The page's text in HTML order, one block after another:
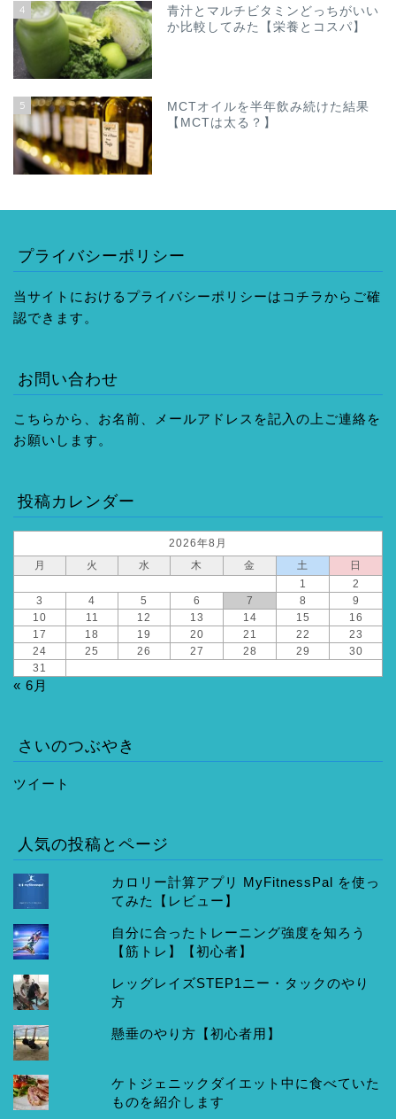
4
青汁とマルチビタミンどっちがいい
か比較してみた【栄養とコスパ】
5
MCTオイルを半年飲み続けた結果
【MCTは太る？】
プライバシーポリシー
当サイトにおけるプライバシーポリシーはコチラからご確
認できます。
お問い合わせ
こちらから、お名前、メールアドレスを記入の上ご連絡を
お願いします。
投稿カレンダー
2026年8月
月
火 水 木 金 土
日
1
2
3
4 5 6 7 8
9
10
11 12 13 14 15
16
17
18 19 20 21 22
23
24
25 26 27 28 29
30
31
« 6月
さいのつぶやき
ツイート
人気の投稿とページ
カロリー計算アプリ MyFitnessPal を使っ
てみた【レビュー】
自分に合ったトレーニング強度を知ろう
【筋トレ】【初心者】
レッグレイズSTEP1ニー・タックのやり
方
懸垂のやり方【初心者用】
ケトジェニックダイエット中に食べていた
ものを紹介します